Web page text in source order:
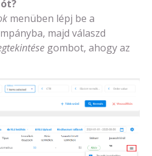
menüben lépj be a
majd válaszd
gombot, ahogy az